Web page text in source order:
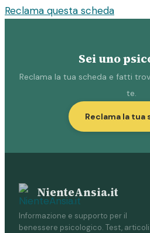
Reclama questa scheda
Sei uno
Reclama la tua scheda e fatti
te.
Reclama la tua
NienteAnsia.it
Informazione e supporto per il
benessere psicologico. Test,